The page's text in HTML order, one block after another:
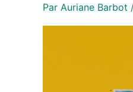
Par Auriane Barbot